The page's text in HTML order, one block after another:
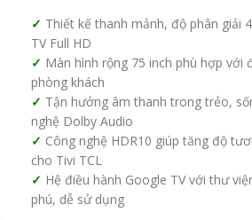
Thiết kế thanh mảnh, độ phân giải
TV Full HD
Màn hình rộng 75 inch phù hợp với
phòng khách
Tận hưởng âm thanh trong trẻo,
nghệ Dolby Audio
Công nghệ HDR10 giúp tăng độ
cho Tivi TCL
Hệ điều hành Google TV với thư
phú, dễ sử dụng